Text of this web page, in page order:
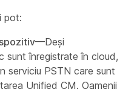
pot:
—Deși
sunt înregistrate în cloud,
serviciu PSTN care sunt
Unified CM. Oamenii